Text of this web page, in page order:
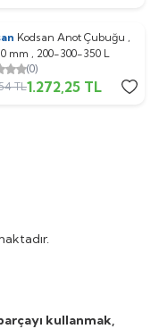
Kodsan Anot Çubuğu ,
mm , 200-300-350 L
(0)
TL1.272,25 TL
kullanmak,